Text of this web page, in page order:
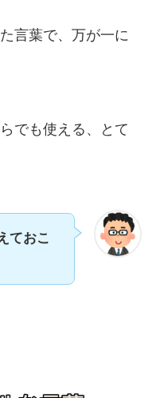
言葉で、万が一に
でも使える、とて
ておこ